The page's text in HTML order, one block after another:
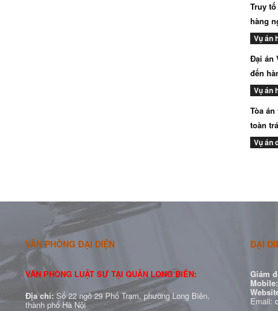
Truy
hàng
Vụ án
Đại án
đến
Vụ án
Tòa
toàn
Vụ án
VĂN PHÒNG ĐẠI DIỆN
VĂN PHÒNG LUẬT SƯ TẠI QUẬN LONG BIÊN:
Địa chỉ: Số 22 ngõ 29 Phố Trạm, phường Long Biên,
thành phố Hà Nội
ĐẠI
Giám
Email: